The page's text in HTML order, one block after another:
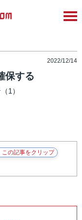
2022/12/14
保する
1）